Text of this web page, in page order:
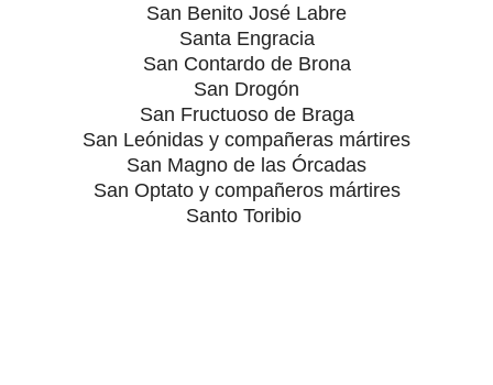
San Benito José Labre
Santa Engracia
San Contardo de Brona
San Drogón
San Fructuoso de Braga
San Leónidas y compañeras mártires
San Magno de las Órcadas
San Optato y compañeros mártires
Santo Toribio